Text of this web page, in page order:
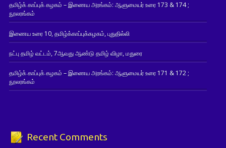
தமிழ்க் காப்புக் கழகம் – இணைய அரங்கம்: ஆளுமையர் உரை 173 & 174 ;
நூலரங்கம்
இணைய உரை 10, தமிழ்க்காப்புக்கழகம், புதுதில்லி
நட்பு தமிழ் வட்டம், 7ஆவது ஆண்டு தமிழ் விழா, மதுரை
தமிழ்க் காப்புக் கழகம் – இணைய அரங்கம்: ஆளுமையர் உரை 171 & 172 ;
நூலரங்கம்
Recent Comments